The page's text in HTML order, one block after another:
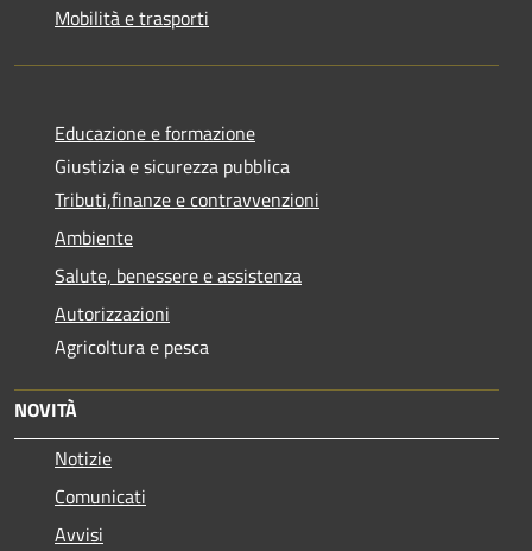
Mobilità e trasporti
Educazione e formazione
Giustizia e sicurezza pubblica
Tributi,finanze e contravvenzioni
Ambiente
Salute, benessere e assistenza
Autorizzazioni
Agricoltura e pesca
NOVITÀ
Notizie
Comunicati
Avvisi